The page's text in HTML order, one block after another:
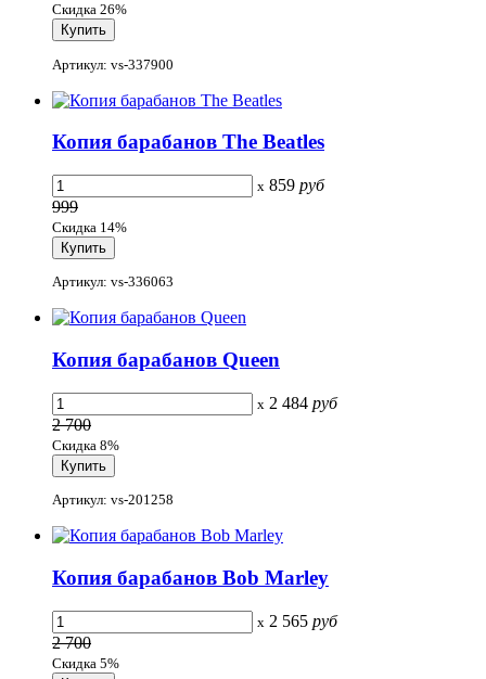
Скидка 26%
Артикул: vs-337900
Копия барабанов The Beatles
x 859 руб
999
Скидка 14%
Артикул: vs-336063
Копия барабанов Queen
x 2 484 руб
2 700
Скидка 8%
Артикул: vs-201258
Копия барабанов Bob Marley
x 2 565 руб
2 700
Скидка 5%